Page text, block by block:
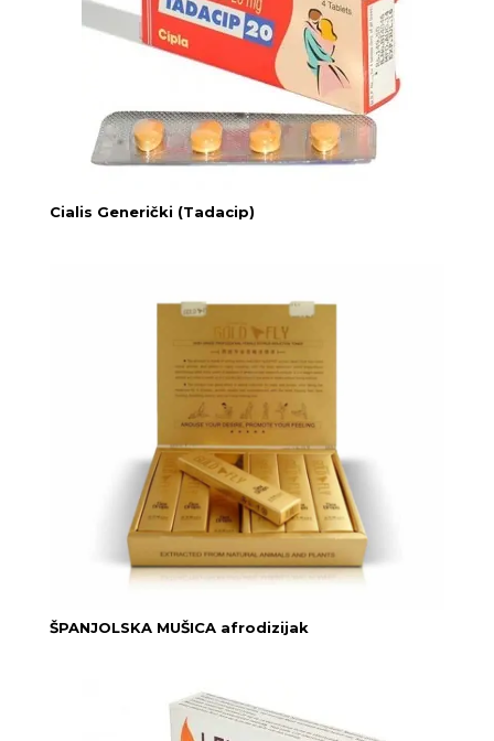
Cialis Generički (Tadacip)
ŠPANJOLSKA MUŠICA afrodizijak